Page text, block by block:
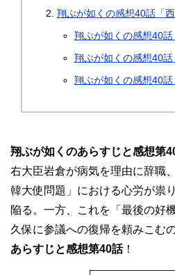
翔ぶが如くの感想40話「西
翔ぶが如くの感想40話
翔ぶが如くの感想40話
翔ぶが如くの感想40話
翔ぶが如くのあらすじと感想第
右大臣岩倉が病気を理由に辞職
韓大使問題」における心労が祟
陥る。一方、これを「最後の好
久保に参議への復帰を頼みこむ
あらすじと感想第40話！